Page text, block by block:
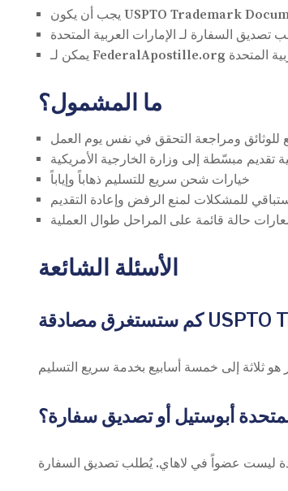
ما المشمول؟
للوثائق ومراجعة التحقق في نفس يوم العمل
تقديم مبسّطة إلى وزارة الخارجية الأمريكية
خيارات شحن سريع للتسليم ذهاباً وإياباً
للمشكلات لمنع الرفض وإعادة التقديم
حالة قائمة على المراحل طوال العملية
الأسئلة الشائعة
أبوستيل أو تصديق سفارة؟